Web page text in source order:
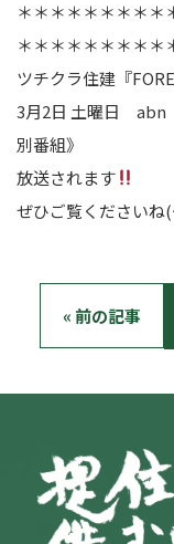
＊＊＊＊＊＊＊＊＊
＊＊＊＊＊＊＊＊＊
ツチクラ住建『
3月2日 土曜日
別番組》
放送されます
ぜひご覧くださいね
« 前の記事